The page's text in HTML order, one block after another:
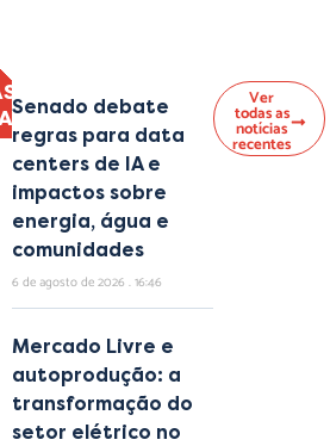
Senado debate
regras para data
centers de IA e
impactos sobre
energia, água e
comunidades
6 de agosto de 2026 16:46
Mercado Livre e
autoprodução: a
transformação do
setor elétrico no
Ver
todas as
notícias
recentes